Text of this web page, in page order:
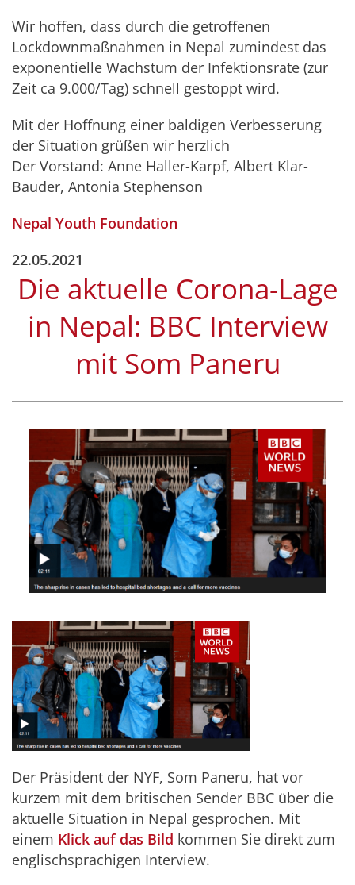
Wir hoffen, dass durch die getroffenen
Lockdownmaßnahmen in Nepal zumindest das
exponentielle Wachstum der Infektionsrate (zur
Zeit ca 9.000/Tag) schnell gestoppt wird.
Mit der Hoffnung einer baldigen Verbesserung
der Situation grüßen wir herzlich
Der Vorstand: Anne Haller-Karpf, Albert Klar-
Bauder, Antonia Stephenson
Nepal Youth Foundation
22.05.2021
Die aktuelle Corona-Lage
in Nepal: BBC Interview
mit Som Paneru
Der Präsident der NYF, Som Paneru, hat vor
kurzem mit dem britischen Sender BBC über die
aktuelle Situation in Nepal gesprochen. Mit
einem Klick auf das Bild kommen Sie direkt zum
englischsprachigen Interview.